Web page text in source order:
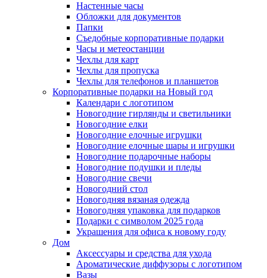
Настенные часы
Обложки для документов
Папки
Съедобные корпоративные подарки
Часы и метеостанции
Чехлы для карт
Чехлы для пропуска
Чехлы для телефонов и планшетов
Корпоративные подарки на Новый год
Календари с логотипом
Новогодние гирлянды и светильники
Новогодние елки
Новогодние елочные игрушки
Новогодние елочные шары и игрушки
Новогодние подарочные наборы
Новогодние подушки и пледы
Новогодние свечи
Новогодний стол
Новогодняя вязаная одежда
Новогодняя упаковка для подарков
Подарки с символом 2025 года
Украшения для офиса к новому году
Дом
Аксессуары и средства для ухода
Ароматические диффузоры с логотипом
Вазы